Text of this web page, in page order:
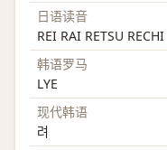
日语读音
REI RAI RETSU
韩语罗马
LYE
现代韩语
려